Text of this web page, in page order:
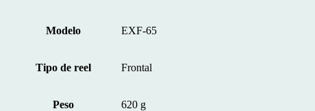
Modelo EXF-65
Tipo de reel Frontal
Peso 620 g